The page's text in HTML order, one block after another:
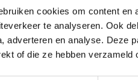
cookies om content en
te analyseren. Ook
adverteren en analyse. Deze
of die ze hebben
14.50u: einde
Het volledige programma
inschrijvingsformulier
kan je
: